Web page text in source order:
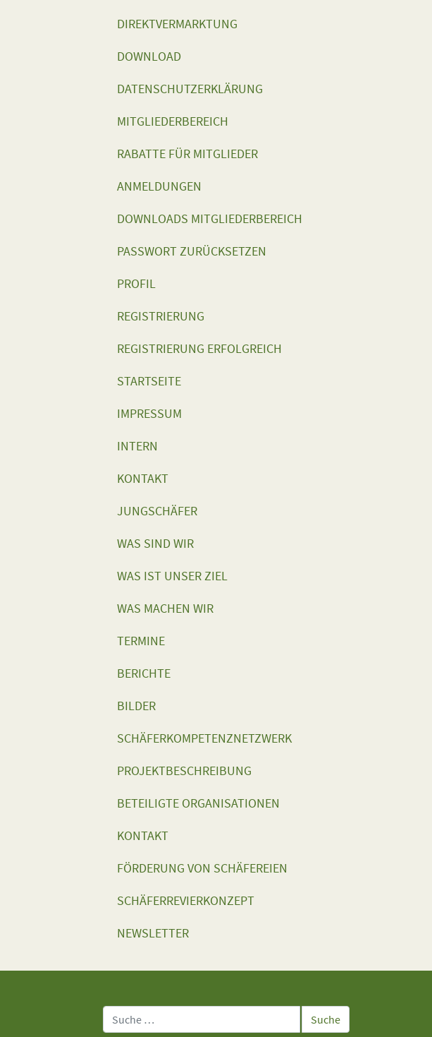
DIREKTVERMARKTUNG
DOWNLOAD
DATENSCHUTZERKLÄRUNG
MITGLIEDERBEREICH
RABATTE FÜR MITGLIEDER
ANMELDUNGEN
DOWNLOADS MITGLIEDERBEREICH
PASSWORT ZURÜCKSETZEN
PROFIL
REGISTRIERUNG
REGISTRIERUNG ERFOLGREICH
STARTSEITE
IMPRESSUM
INTERN
KONTAKT
JUNGSCHÄFER
WAS SIND WIR
WAS IST UNSER ZIEL
WAS MACHEN WIR
TERMINE
BERICHTE
BILDER
SCHÄFERKOMPETENZNETZWERK
PROJEKTBESCHREIBUNG
BETEILIGTE ORGANISATIONEN
KONTAKT
FÖRDERUNG VON SCHÄFEREIEN
SCHÄFERREVIERKONZEPT
NEWSLETTER
Suche